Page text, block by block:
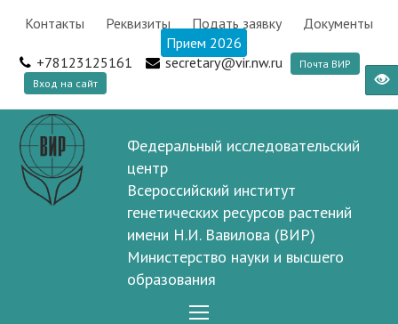
Контакты Реквизиты Подать заявку
Документы
Прием 2026
+78123125161
secretary@vir.nw.ru
Почта ВИР
Вход на сайт
Федеральный исследовательский
центр
Всероссийский институт
генетических ресурсов растений
имени Н.И. Вавилова (ВИР)
Министерство науки и высшего
образования